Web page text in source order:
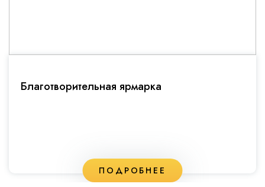
Благотворительная ярмарка
ПОДРОБНЕЕ